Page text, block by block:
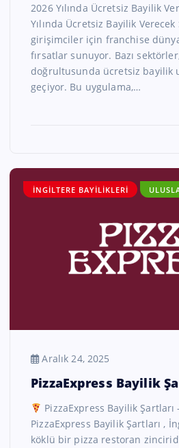
2026 Yılında Ücretsiz Bayilik
Yılında Ücretsiz Bayilik
girişimciler için franchise
fırsatlar sunuyor. Bazı
doğrultusunda ücretsiz bayilik
geçiyor. Bu uygulama,…
İNGILTERE BAYILIKLERI
Aralık 24, 2025
PizzaExpress Bayilik
PizzaExpress Bayilik Şartları
PizzaExpress Bayilik Şartları ,
köklü bir pizza restoran